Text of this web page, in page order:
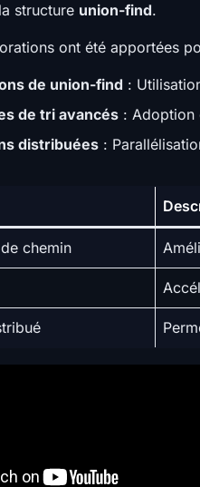
structure union-find.
ont été apportées
de union-find :
de tri avancés : Adoption
distribuées :
chemin